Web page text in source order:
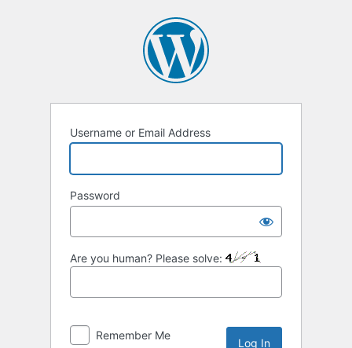
Username or Email Address
Password
Are you human? Please solve:
Remember Me